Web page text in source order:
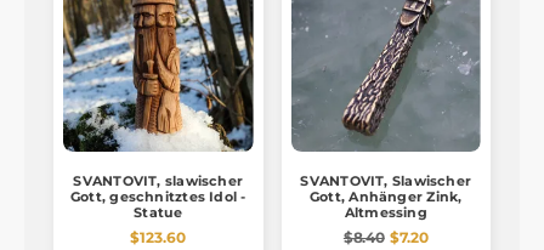
SVANTOVIT, slawischer
Gott, geschnitztes Idol -
Statue
$123.60
SVANTOVIT, Slawischer
Gott, Anhänger Zink,
Altmessing
$8.40 $7.20